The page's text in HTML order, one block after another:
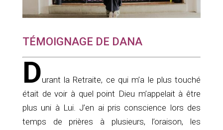
TÉMOIGNAGE DE DANA
Durant la Retraite, ce qui m’a le plus touché
était de voir à quel point Dieu m’appelait à être
plus uni à Lui. J’en ai pris conscience lors des
temps de prières à plusieurs, l’oraison, les